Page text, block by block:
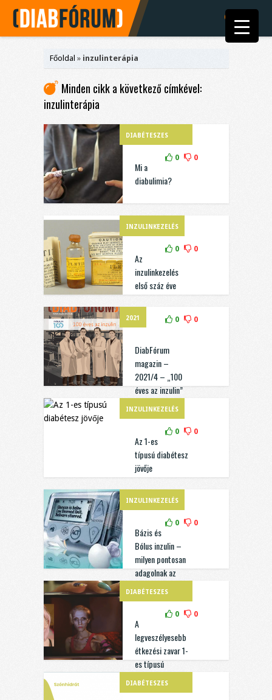
Főoldal » inzulinterápia
Minden cikk a következő címkével:
inzulinterápia
DIABÉTESZES
0 0
Mi a
diabulimia?
INZULINKEZELÉS
0 0
Az
inzulinkezelés
első száz éve
2021 0 0
DiabFórum
magazin –
2021/4 – „100
éves az inzulin”
INZULINKEZELÉS
0 0
Az 1-es
típusú diabétesz
jövője
INZULINKEZELÉS
0 0
Bázis és
Bólus inzulin –
milyen pontosan
adagolnak az
inzulinpumpák?
DIABÉTESZES
0 0
A
legveszélyesebb
étkezési zavar 1-
es típusú
fiataloknál a
diabulimia
DIABÉTESZES